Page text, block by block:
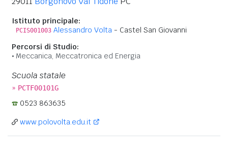
Istituto principale:
PCIS001003 Alessandro Volta - Castel San Giovanni
Percorsi di Studio:
Meccanica, Meccatronica ed Energia
Scuola statale
» PCTF00101G
0523 863635
www.polovolta.edu.it